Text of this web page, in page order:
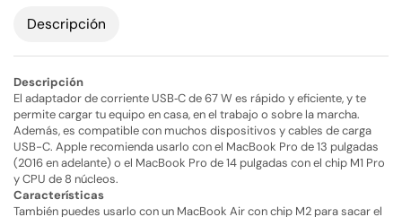
Descripción
Descripción
El adaptador de corriente USB‑C de 67 W es rápido y eficiente, y te
permite cargar tu equipo en casa, en el trabajo o sobre la marcha.
Además, es compatible con muchos dispositivos y cables de carga
USB-C. Apple recomienda usarlo con el MacBook Pro de 13 pulgadas
(2016 en adelante) o el MacBook Pro de 14 pulgadas con el chip M1 Pro
y CPU de 8 núcleos.
Características
También puedes usarlo con un MacBook Air con chip M2 para sacar el